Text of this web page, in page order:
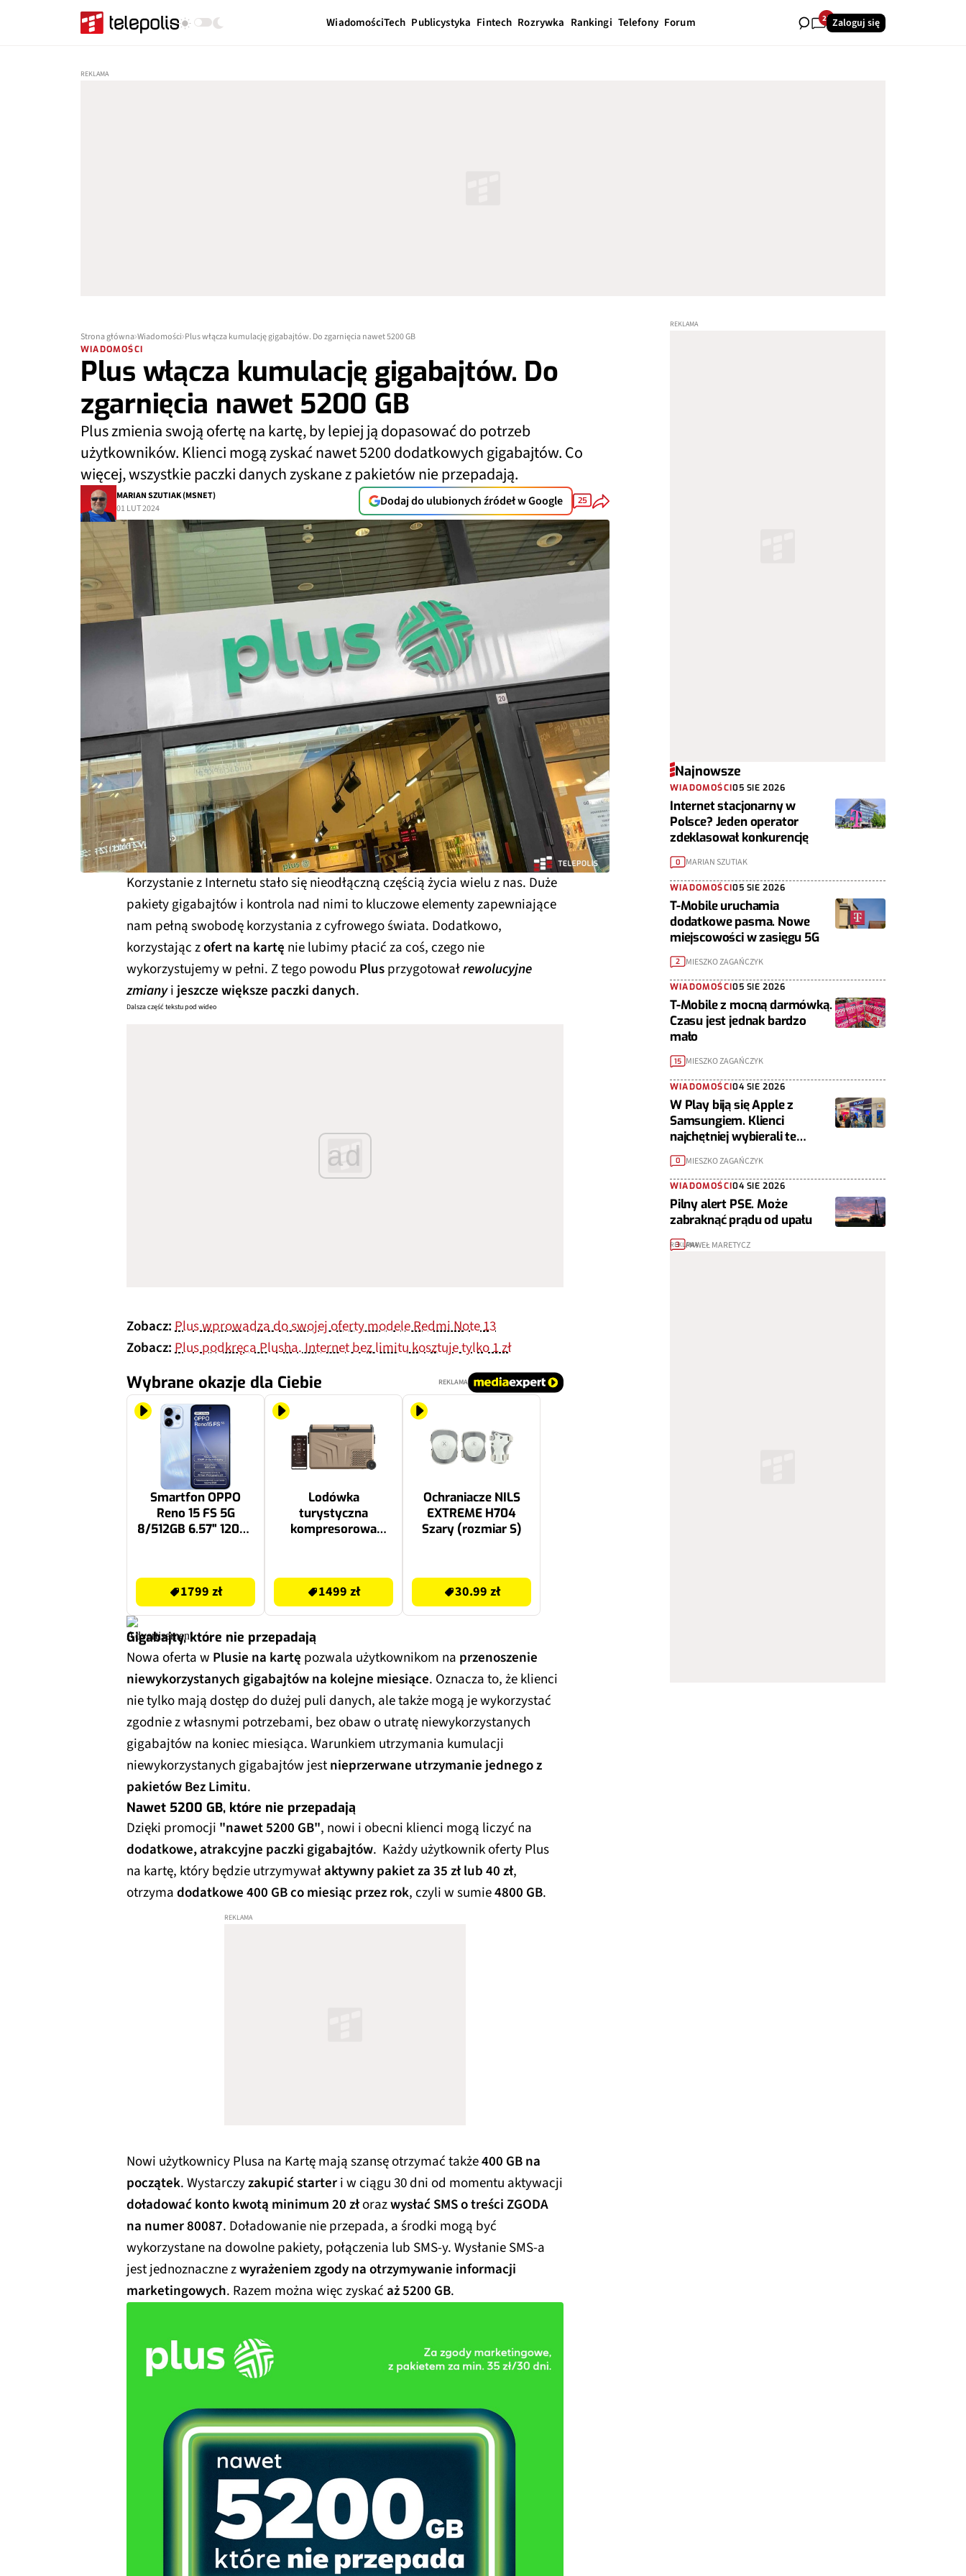
WiadomościTech Publicystyka Fintech Rozrywka Rankingi Telefony Forum 25Zaloguj się
Strona główna Wiadomości Plus włącza kumulację gigabajtów. Do zgarnięcia nawet 5200 GB
WIADOMOŚCI
Plus włącza kumulację gigabajtów. Do
zgarnięcia nawet 5200 GB
Plus zmienia swoją ofertę na kartę, by lepiej ją dopasować do potrzeb
użytkowników. Klienci mogą zyskać nawet 5200 dodatkowych gigabajtów. Co
więcej, wszystkie paczki danych zyskane z pakietów nie przepadają.
MARIAN SZUTIAK (MSNET)
01 LUT 2024
Dodaj do ulubionych źródeł w Google 25
Korzystanie z Internetu stało się nieodłączną częścią życia wielu z nas. Duże
pakiety gigabajtów i kontrola nad nimi to kluczowe elementy zapewniające
nam pełną swobodę korzystania z cyfrowego świata. Dodatkowo,
korzystając zofert na kartę nie lubimy płacić za coś, czego nie
wykorzystujemy w pełni. Z tego powodu Plusprzygotowałrewolucyjne
zmianyi jeszcze większe paczki danych.
Dalsza część tekstu pod wideo
ad
Zobacz:Plus wprowadza do swojej oferty modele Redmi Note 13
Zobacz:Plus podkręca Plusha. Internet bez limitu kosztuje tylko 1 zł
Wybrane okazje dla Ciebie REKLAMA
Smartfon OPPO
Reno 15 FS 5G
8/512GB 6.57" 120Hz
1799 zł
Lodówka
turystyczna
kompresorowa
1499 zł
Ochraniacze NILS
EXTREME H704
Szary (rozmiar S)
30.99 zł
Gigabajty, które nie przepadają
Nowa oferta w Plusie na kartę pozwala użytkownikom na przenoszenie
niewykorzystanych gigabajtów na kolejne miesiące. Oznacza to, że klienci
nie tylko mają dostęp do dużej puli danych, ale także mogą je wykorzystać
zgodnie z własnymi potrzebami, bez obaw o utratę niewykorzystanych
gigabajtów na koniec miesiąca. Warunkiem utrzymania kumulacji
niewykorzystanych gigabajtów jestnieprzerwane utrzymanie jednego z
pakietów Bez Limitu.
Nawet 5200 GB, które nie przepadają
Dzięki promocji "nawet 5200 GB", nowi i obecni klienci mogą liczyć na
dodatkowe, atrakcyjne paczki gigabajtów. Każdy użytkownik oferty Plus
na kartę, który będzie utrzymywałaktywny pakiet za 35 zł lub 40 zł,
otrzymadodatkowe 400 GB co miesiąc przez rok, czyli w sumie4800 GB.
Nowi użytkownicy Plusa na Kartę mają szansę otrzymać także400 GB na
początek. Wystarczyzakupić starteri w ciągu 30 dni od momentu aktywacji
doładować konto kwotą minimum 20 złorazwysłać SMS o treści ZGODA
na numer 80087. Doładowanie nie przepada, a środki mogą być
wykorzystane na dowolne pakiety, połączenia lub SMS-y. Wysłanie SMS-a
jest jednoznaczne zwyrażeniem zgody na otrzymywanie informacji
marketingowych. Razem można więc zyskaćaż 5200 GB.
Najnowsze
WIADOMOŚCI05 SIE 2026
Internet stacjonarny w
Polsce? Jeden operator
zdeklasował konkurencję
0 MARIAN SZUTIAK
WIADOMOŚCI05 SIE 2026
T-Mobile uruchamia
dodatkowe pasma. Nowe
miejscowości w zasięgu 5G
2 MIESZKO ZAGAŃCZYK
WIADOMOŚCI05 SIE 2026
T-Mobile z mocną darmówką.
Czasu jest jednak bardzo
mało
15 MIESZKO ZAGAŃCZYK
WIADOMOŚCI04 SIE 2026
W Play biją się Apple z
Samsungiem. Klienci
najchętniej wybierali te
telefony
0 MIESZKO ZAGAŃCZYK
WIADOMOŚCI04 SIE 2026
Pilny alert PSE. Może
zabraknąć prądu od upału
3 PAWEŁ MARETYCZ